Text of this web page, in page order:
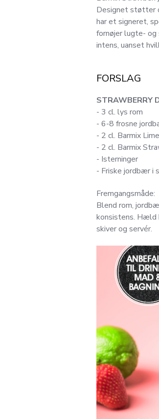
Designet støtter
har et signeret,
fornøjer lugte- og
intens, uanset
FORSLAG
STRAWBERRY
- 3 cl. lys rom
- 6-8 frosne
- 2 cl. Barmix
- 2 cl. Barmix
- Isterninger
- Friske jordbær i
Fremgangsmåde:
Blend rom,
konsistens. Hæld
skiver og servér.